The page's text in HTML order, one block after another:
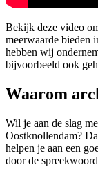
Bekijk deze video
meerwaarde bieden
hebben wij
bijvoorbeeld ook
Waarom
Wil je aan de slag
Oostknollendam?
helpen je aan een
door de